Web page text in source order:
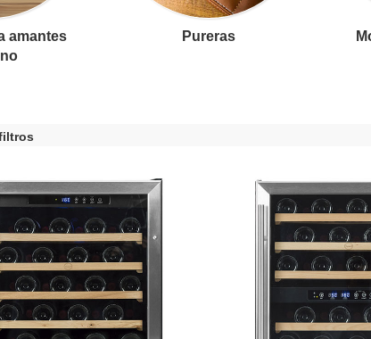
amantes
Pureras